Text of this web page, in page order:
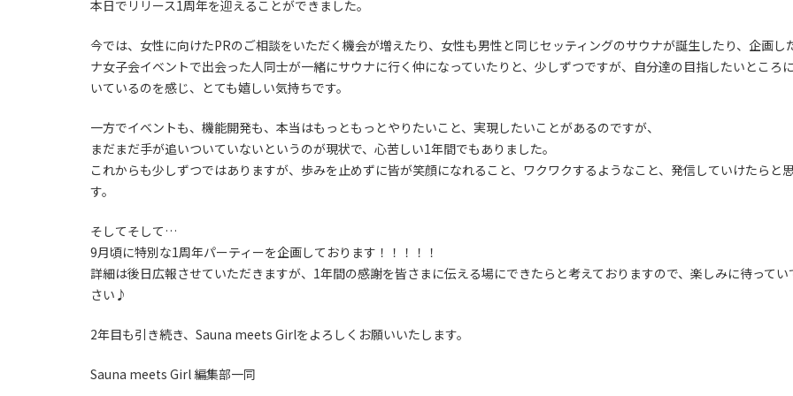
本日でリリース1周年を迎えることができました。
今では、女性に向けたPRのご相談をいただく機会が増えたり、女性も男性と同じセッティングのサウナが誕生したり、企画し
ナ女子会イベントで出会った人同士が一緒にサウナに行く仲になっていたりと、少しずつですが、自分達の目指したいところ
いているのを感じ、とても嬉しい気持ちです。
一方でイベントも、機能開発も、本当はもっともっとやりたいこと、実現したいことがあるのですが、
まだまだ手が追いついていないというのが現状で、心苦しい1年間でもありました。
これからも少しずつではありますが、歩みを止めずに皆が笑顔になれること、ワクワクするようなこと、発信していけたらと
す。
そしてそして…
9月頃に特別な1周年パーティーを企画しております！！！！！
詳細は後日広報させていただきますが、1年間の感謝を皆さまに伝える場にできたらと考えておりますので、楽しみに待ってい
さい♪
2年目も引き続き、Sauna meets Girlをよろしくお願いいたします。
Sauna meets Girl 編集部一同